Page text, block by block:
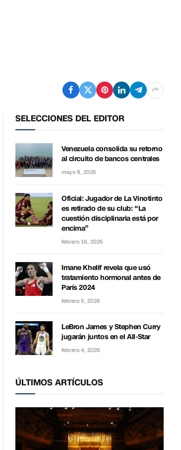
SELECCIONES DEL EDITOR
Venezuela consolida su retorno
al circuito de bancos centrales
mayo 9, 2026
Oficial: Jugador de La Vinotinto
es retirado de su club: “La
cuestión disciplinaria está por
encima”
febrero 16, 2026
Imane Khelif revela que usó
tratamiento hormonal antes de
París 2024
febrero 5, 2026
LeBron James y Stephen Curry
jugarán juntos en el All-Star
febrero 4, 2026
ÚLTIMOS ARTÍCULOS